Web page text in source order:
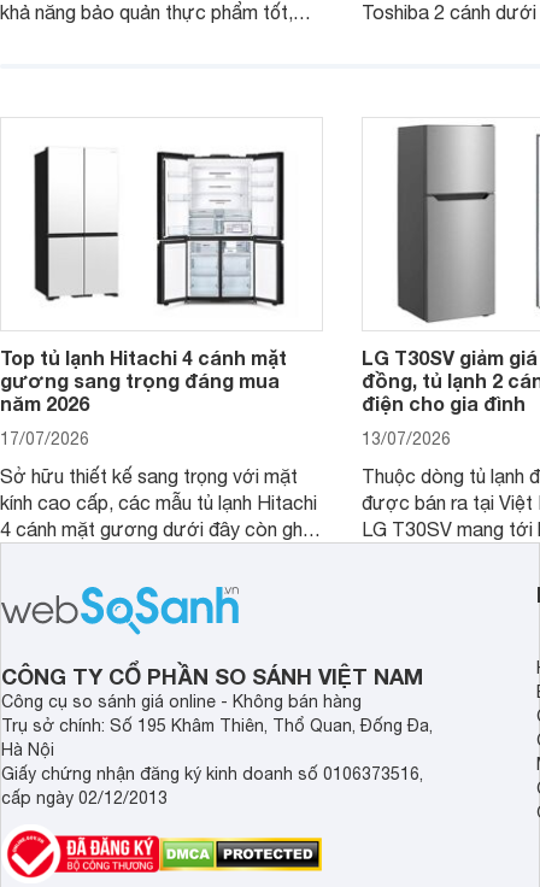
khả năng bảo quản thực phẩm tốt,
phân khúc khiến không ít người dùng
phải cân nhắc. Trên thị trường hiện
Toshiba 2 cánh
Top tủ lạnh Hitachi 4 cánh mặt
gương sang trọng đáng mua
năm 2026
17/07/2026
Sở hữu thiết kế sang trọng với mặt
kính cao cấp, các mẫu tủ lạnh Hitachi
4 cánh mặt gương dưới đây còn ghi
công nghệ bảo quản hiện đại, đáp ứng
tốt nhu cầu lưu trữ thực phẩm của gia
LG T30SV giảm
đồng, tủ lạnh 2
điện cho gia đình
13/07/2026
Thuộc dòng tủ lạnh
được bán ra tại Việt
LG T30SV mang tới
mức giá bán dễ
nhiều khách hàng
CÔNG TY CỔ PHẦN SO SÁNH VIỆT NAM
Công cụ so sánh giá online - Không bán hàng
Trụ sở chính: Số 195 Khâm Thiên, Thổ Quan, Đống Đa,
Hà Nội
Giấy chứng nhận đăng ký kinh doanh số 0106373516,
cấp ngày 02/12/2013